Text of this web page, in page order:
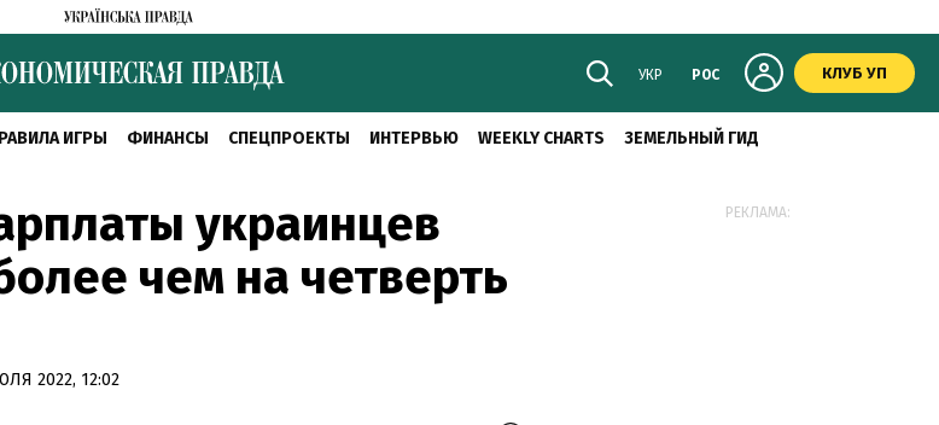
УКР РОС КЛУБ УП
ИГРЫ ФИНАНСЫ СПЕЦПРОЕКТЫ ИНТЕРВЬЮ WEEKLY CHARTS ЗЕМЕЛЬНЫЙ ГИД
украинцев
чем на четверть
2022, 12:02
РЕКЛАМА: